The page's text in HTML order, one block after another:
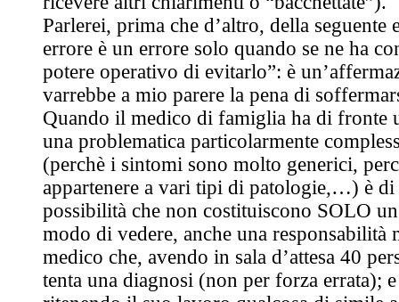
Parlerei, prima che d’altro, della seguente
errore è un errore solo quando se ne ha
potere operativo di evitarlo”: è
varrebbe a mio parere la pena di
Quando il medico di famiglia ha di fronte
una problematica particolarmente
(perchè i sintomi sono molto generici,
appartenere a vari tipi di patologie,…) è di
possibilità che non costituiscono SOLO
modo di vedere, anche una responsabilità
medico che, avendo in sala d’attesa 40
tenta una diagnosi (non per forza errata);